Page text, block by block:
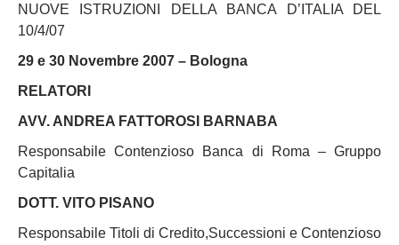
NUOVE ISTRUZIONI DELLA BANCA D’ITALIA DEL
10/4/07
29 e 30 Novembre 2007 – Bologna
RELATORI
AVV. ANDREA FATTOROSI BARNABA
Responsabile Contenzioso Banca di Roma – Gruppo
Capitalia
DOTT. VITO PISANO
Responsabile Titoli di Credito,Successioni e Contenzioso